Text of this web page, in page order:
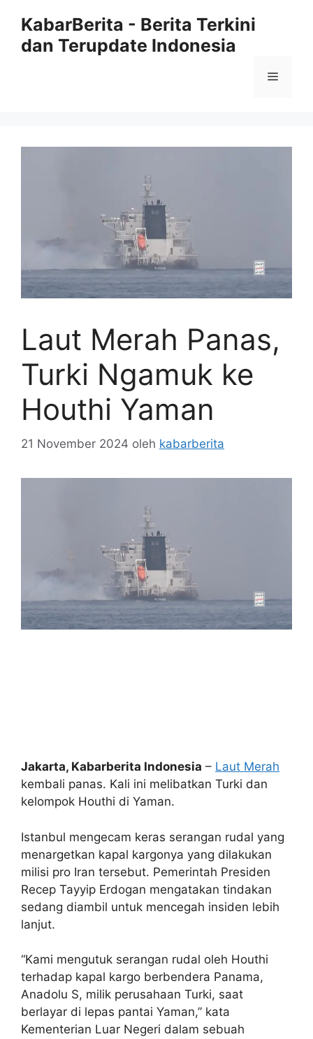
KabarBerita - Berita Terkini
dan Terupdate Indonesia
Menu
Laut Merah Panas,
Turki Ngamuk ke
Houthi Yaman
21 November 2024 oleh kabarberita
Jakarta, Kabarberita Indonesia – Laut Merah
kembali panas. Kali ini melibatkan Turki dan
kelompok Houthi di Yaman.
Istanbul mengecam keras serangan rudal yang
menargetkan kapal kargonya yang dilakukan
milisi pro Iran tersebut. Pemerintah Presiden
Recep Tayyip Erdogan mengatakan tindakan
sedang diambil untuk mencegah insiden lebih
lanjut.
“Kami mengutuk serangan rudal oleh Houthi
terhadap kapal kargo berbendera Panama,
Anadolu S, milik perusahaan Turki, saat
berlayar di lepas pantai Yaman,” kata
Kementerian Luar Negeri dalam sebuah